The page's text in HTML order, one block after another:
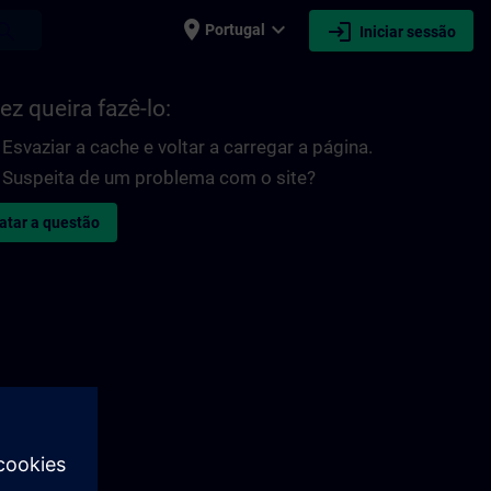
place Portugal expand_more login Iniciar sessão
queira fazê-lo:
Esvaziar a cache e voltar a carregar a página.
Suspeita de um problema com o site?
a questão